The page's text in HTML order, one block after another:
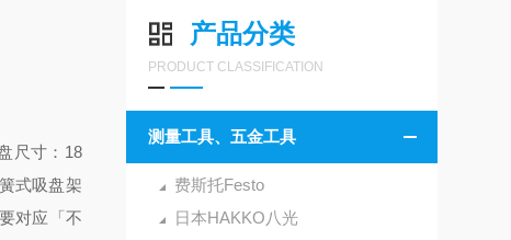
产品分类
PRODUCT CLASSIFICATION
测量工具、五金工具
费斯托Festo
日本HAKKO八光
尺寸：18
式吸盘架
对应「不